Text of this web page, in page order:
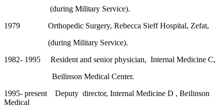
(during Military Service).
1979 Orthopedic Surgery, Rebecca Sieff Hospital, Zefat,
(during Military Service).
1982- 1995 Resident and senior physician, Internal Medicine C,
Beilinson Medical Center.
1995- present Deputy director, Internal Medicine D , Beilinson
Medical